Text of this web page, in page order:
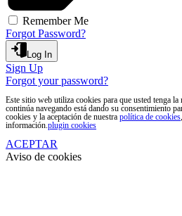
Remember Me
Forgot Password?
Log In
Sign Up
Forgot your password?
Este sitio web utiliza cookies para que usted tenga
continúa navegando está dando su consentimiento
cookies y la aceptación de nuestra política de cookies
información. plugin cookies
ACEPTAR
Aviso de cookies